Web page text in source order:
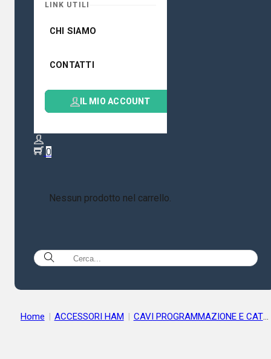
LINK UTILI
CHI SIAMO
CONTATTI
IL MIO ACCOUNT
0
Nessun prodotto nel carrello.
Home | ACCESSORI HAM | CAVI PROGRAMMAZIONE E CAT